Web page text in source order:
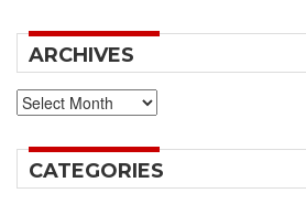
ARCHIVES
Archives
CATEGORIES